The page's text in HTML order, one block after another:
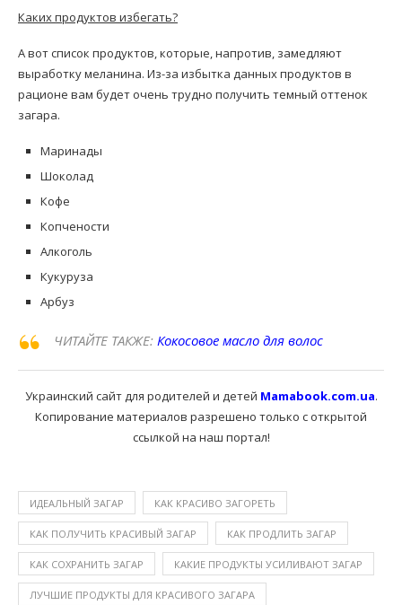
Каких продуктов избегать?
А вот список продуктов, которые, напротив, замедляют
выработку меланина. Из-за избытка данных продуктов в
рационе вам будет очень трудно получить темный оттенок
загара.
Маринады
Шоколад
Кофе
Копчености
Алкоголь
Кукуруза
Арбуз
ЧИТАЙТЕ ТАКЖЕ: Кокосовое масло для волос
Украинский сайт для родителей и детей Mamabook.com.ua.
Копирование материалов разрешено только с открытой
ссылкой на наш портал!
ИДЕАЛЬНЫЙ ЗАГАР КАК КРАСИВО ЗАГОРЕТЬ
КАК ПОЛУЧИТЬ КРАСИВЫЙ ЗАГАР КАК ПРОДЛИТЬ ЗАГАР
КАК СОХРАНИТЬ ЗАГАР КАКИЕ ПРОДУКТЫ УСИЛИВАЮТ ЗАГАР
ЛУЧШИЕ ПРОДУКТЫ ДЛЯ КРАСИВОГО ЗАГАРА